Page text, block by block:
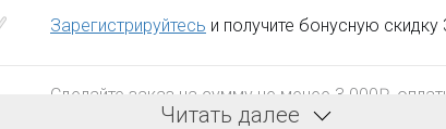
Зарегистрируйтесь и получите бонусную скидку
Сделайте заказ на сумму не менее 3 000₽,
компенсацию доставки.
Читать далее